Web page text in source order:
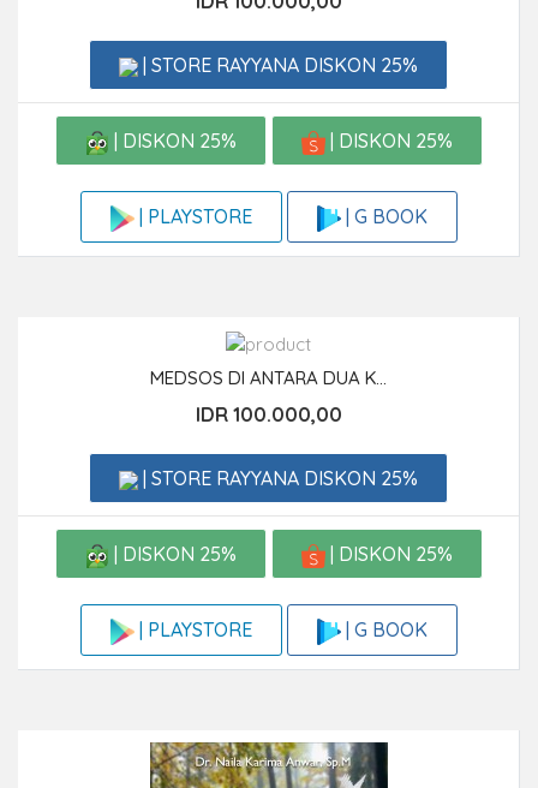
| STORE RAYYANA DISKON 25%
| DISKON 25% | DISKON 25%
| PLAYSTORE | G BOOK
MEDSOS DI ANTARA DUA K...
IDR 100.000,00
| STORE RAYYANA DISKON 25%
| DISKON 25% | DISKON 25%
| PLAYSTORE | G BOOK